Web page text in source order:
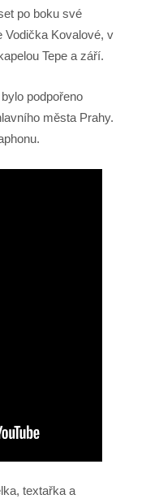
po boku své
Vodička Kovalové, v
Tepe a září.
podpořeno
města Prahy.
textařka a